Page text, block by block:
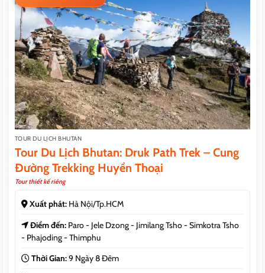
TOUR DU LỊCH BHUTAN
Tour Du Lịch Bhutan: Druk Path Trek – Cung
Đường Trekking Huyền Thoại
Tour thiết kế riêng
Xuất phát:Hà Nội/Tp.HCM
Điểm đến:Paro - Jele Dzong - Jimilang Tsho - Simkotra Tsho
- Phajoding - Thimphu
Thời Gian:9 Ngày 8 Đêm